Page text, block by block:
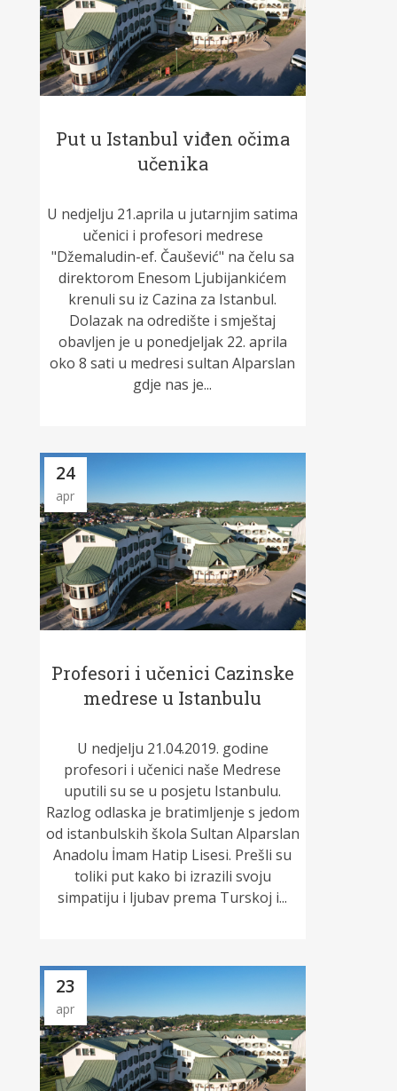
Put u Istanbul viđen očima
učenika
U nedjelju 21.aprila u jutarnjim satima
učenici i profesori medrese
"Džemaludin-ef. Čaušević" na čelu sa
direktorom Enesom Ljubijankićem
krenuli su iz Cazina za Istanbul.
Dolazak na odredište i smještaj
obavljen je u ponedjeljak 22. aprila
oko 8 sati u medresi sultan Alparslan
gdje nas je...
24
apr
Profesori i učenici Cazinske
medrese u Istanbulu
U nedjelju 21.04.2019. godine
profesori i učenici naše Medrese
uputili su se u posjetu Istanbulu.
Razlog odlaska je bratimljenje s jedom
od istanbulskih škola Sultan Alparslan
Anadolu İmam Hatip Lisesi. Prešli su
toliki put kako bi izrazili svoju
simpatiju i ljubav prema Turskoj i...
23
apr